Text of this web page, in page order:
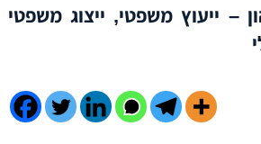
– ייעוץ משפטי, ייצוג משפטי